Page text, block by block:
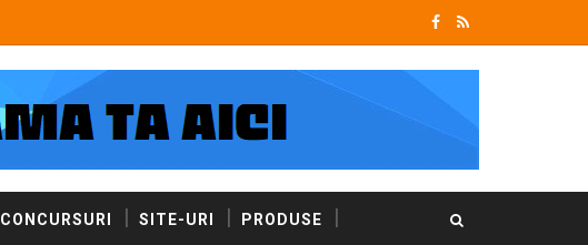
CONCURSURI SITE-URI PRODUSE